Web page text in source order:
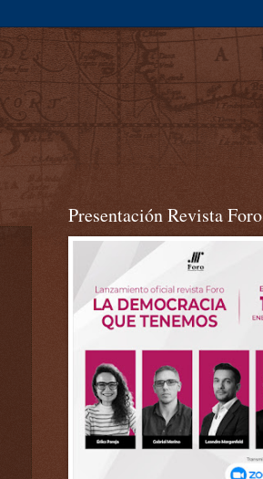
Presentación Revista Foro